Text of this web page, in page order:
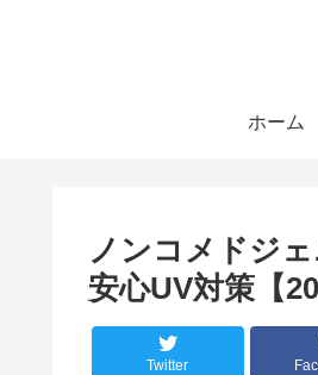
ホーム
ノンコメドジ
安心UV対策【
Twitter